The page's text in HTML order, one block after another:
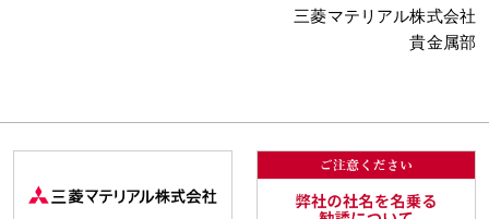
三菱マテリアル株式会社
貴金属部